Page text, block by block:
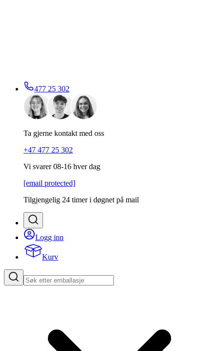
477 25 302
Ta gjerne kontakt med oss
+47 477 25 302
Vi svarer 08-16 hver dag
[email protected]
Tilgjengelig 24 timer i døgnet på mail
Logg inn
Kurv